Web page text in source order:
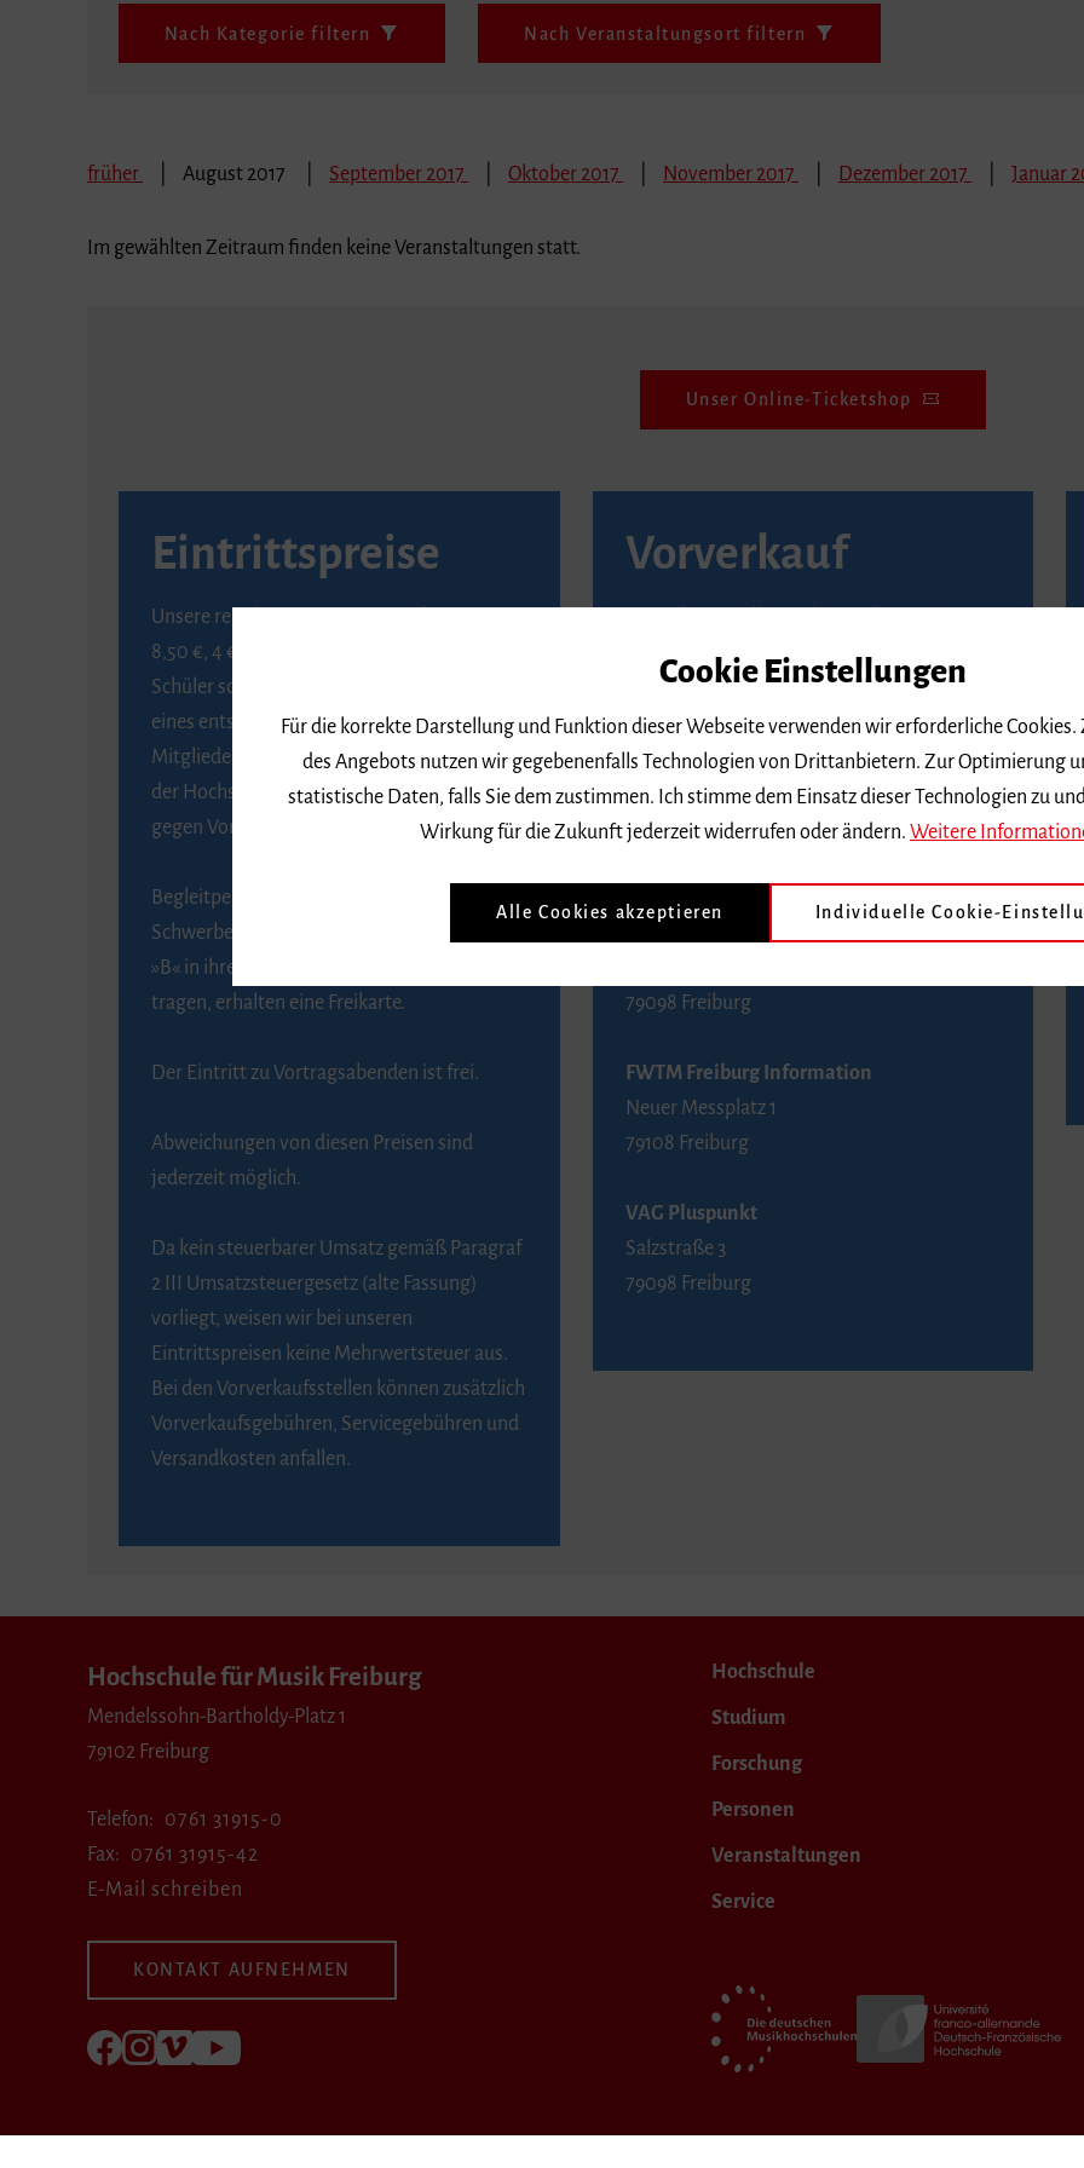
Nach Kategorie filtern Nach Veranstaltungsort filtern
früher August 2017 September 2017 Oktober 2017 November 2017 Dezember 2017 Januar
Im gewählten Zeitraum finden keine Veranstaltungen statt.
Unser Online-Ticketshop
Eintrittspreise
Unsere regulären Eintrittspreise betragen
8,50 €, 4 € ermäßigt für Schülerinnen und
Schüler sowie Studierende gegen Vorlage
eines entsprechenden Nachweises, 6 € für
Mitglieder der Gesellschaft zur Förderung
der Hochschule für Musik Freiburg e. V.
gegen Vorlage des Mitgliedsausweises.
Begleitpersonen von Menschen mit
Schwerbehinderung, die das Merkzeichen
»B« in ihrem Schwerbehindertenausweis
tragen, erhalten eine Freikarte.
Der Eintritt zu Vortragsabenden ist frei.
Abweichungen von diesen Preisen sind
jederzeit möglich.
Da kein steuerbarer Umsatz gemäß Paragraf
2 III Umsatzsteuergesetz (alte Fassung)
vorliegt, weisen wir bei unseren
Eintrittspreisen keine Mehrwertsteuer aus.
Bei den Vorverkaufsstellen können zusätzlich
Vorverkaufsgebühren, Servicegebühren und
Versandkosten anfallen.
Vorverkauf
Seite von Reservix.
BZ-Kartenservice Freiburg
Kaiser-Joseph-Straße 229
79098 Freiburg
Telefon 0761 4968888 (Reservierungen sind
79098 Freiburg
FWTM Freiburg Information
Neuer Messplatz 1
79108 Freiburg
VAG Pluspunkt
Salzstraße 3
79098 Freiburg
Hochschule für Musik Freiburg
Mendelssohn-Bartholdy-Platz 1
79102 Freiburg
Telefon
0761 31915-0
Fax
0761 31915-42
E-Mail schreiben
KONTAKT AUFNEHMEN
Folgen Sie uns auf Facebook
Folgen Sie uns auf Instagram
Besuchen Sie uns bei Vimeo
Hochschule
Studium
Forschung
Personen
Veranstaltungen
Service
Cookie Einstellungen
Für die korrekte Darstellung und Funktion dieser Webseite verwenden wir erforderliche
des Angebots nutzen wir gegebenenfalls Technologien von Drittanbietern. Zur Optimierung
statistische Daten, falls Sie dem zustimmen. Ich stimme dem Einsatz dieser Technologien zu
Wirkung für die Zukunft jederzeit widerrufen oder ändern. Weitere
Alle Cookies akzeptieren Individuelle Cookie-